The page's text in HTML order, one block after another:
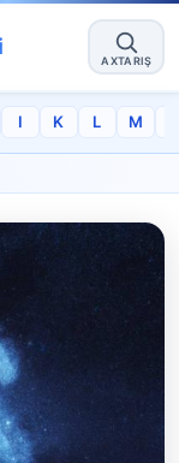
AXTARIŞ
I K L M